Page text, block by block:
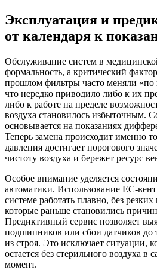
Эксплуатация и
от календаря к
Обслуживание систем в
формальность, а критический
прошлом фильтры часто меняли «по
что нередко приводило либо к их
либо к работе на пределе
воздуха становилось избыточным.
основывается на показаниях
Теперь замена происходит именно
давления достигает порогового
чистоту воздуха и бережет ресурс
Особое внимание уделяется
автоматики. Использование EC-
системе работать плавно, без
которые раньше становились
Предиктивный сервис позволяет
подшипников или сбои датчиков до
из строя. Это исключает ситуации,
остается без стерильного воздуха в
момент.